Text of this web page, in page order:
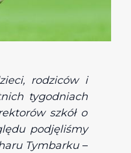
rodziców i
tygodniach
szkół o
podjęliśmy
Tymbarku –